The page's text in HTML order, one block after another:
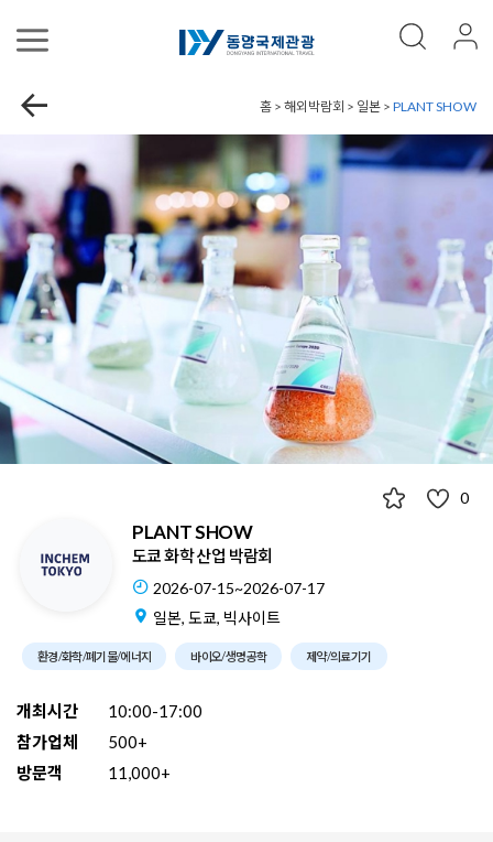
홈 > 해외박람회 > 일본 > PLANT SHOW
0
PLANT SHOW
도쿄 화학 산업 박람회
2026-07-15~2026-07-17
일본, 도쿄, 빅사이트
환경/화학/폐기물/에너지 바이오/생명공학 제약/의료기기
개최시간
10:00-17:00
참가업체
500+
방문객
11,000+